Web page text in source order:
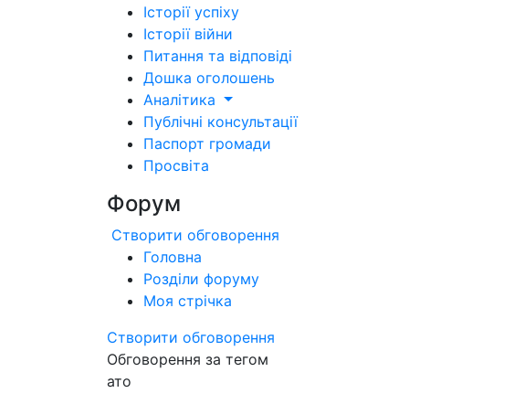
Історії успіху
Історії війни
Питання та відповіді
Дошка оголошень
Аналітика
Публічні консультації
Паспорт громади
Просвіта
Форум
Створити обговорення
Головна
Розділи форуму
Моя стрічка
Створити обговорення
Обговорення за тегом
ато